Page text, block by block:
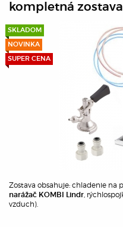
kompletná zostava
SKLADOM
NOVINKA
SUPER CENA
Zostava obsahuje: chladenie na
narážač KOMBI Lindr,
vzduch).